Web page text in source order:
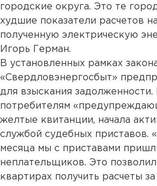
городские округа. Это те
худшие показатели расчетов
полученную электрическую
Игорь Герман.
В установленных рамках
«Свердловэнергосбыт»
для взыскания
потребителям
желтые квитанции, начала
службой судебных приставов.
месяца мы с приставами
неплательщиков. Это
квартирах получить расчеты